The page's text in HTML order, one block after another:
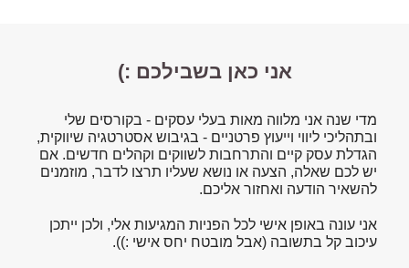
אני כאן בשבילכם :)
מדי שנה אני מלווה מאות בעלי עסקים - בקורסים שלי
ובתהליכי ליווי וייעוץ פרטניים - בגיבוש אסטרטגיה שיווקית,
הגדלת עסק קיים והתרחבות לשווקים וקהלים חדשים. אם
יש לכם שאלה, הצעה או נושא שעליו תרצו לדבר, מוזמנים
להשאיר הודעה ואחזור אליכם.
אני עונה באופן אישי לכל הפניות המגיעות אלי, ולכן ייתכן
עיכוב קל בתשובה (אבל מובטח יחס אישי :)).